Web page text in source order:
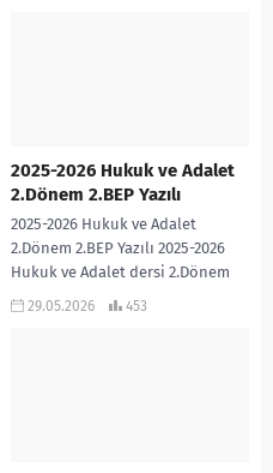
2025-2026 Hukuk ve Adalet
2.Dönem 2.BEP Yazılı
2025-2026 Hukuk ve Adalet
2.Dönem 2.BEP Yazılı 2025-2026
Hukuk ve Adalet dersi 2.Dönem
2.BEP Yazılı sınavıdır. Cevap
29.05.2026 453